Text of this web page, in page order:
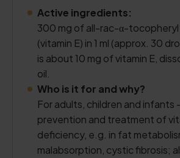
Active ingredients:
300 mg of all-rac-α-
(vitamin E) in 1 ml (approx. 30
is about 10 mg of vitamin E,
oil.
Who is it for and why?
For adults, children and infants
prevention and treatment of
deficiency, e.g. in fat
malabsorption, cystic fibrosis;